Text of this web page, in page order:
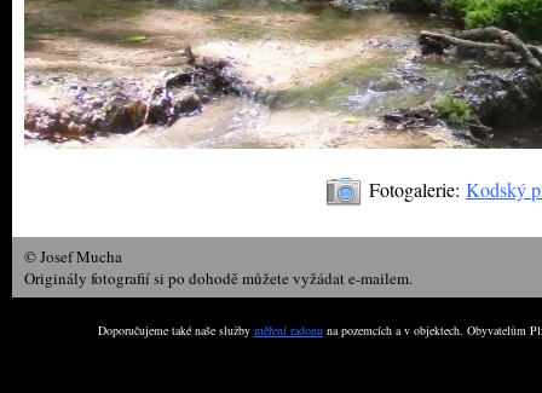
Fotogalerie: Kodský
© Josef Mucha
Originály fotografií si po dohodě můžete vyžádat e-mailem.
Doporučujeme také naše služby měření radonu na pozemcích a v objektech. Obyvatelům